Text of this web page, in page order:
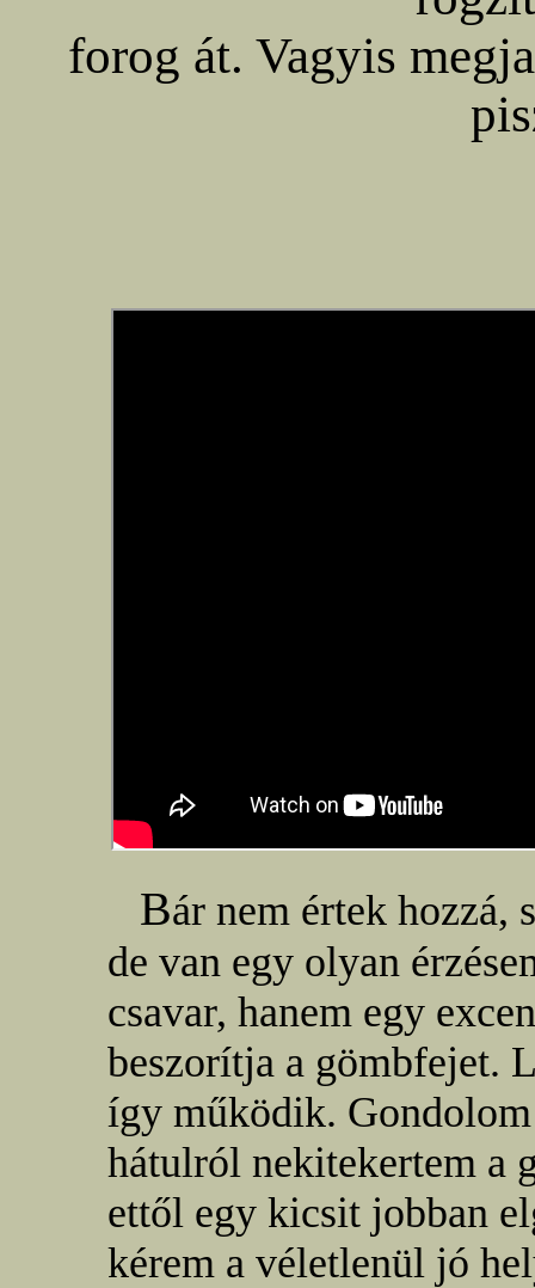
forog át. Vagyis
Bár nem értek hozzá,
de van egy olyan
csavar, hanem egy
beszorítja a gömbfejet.
így működik.
hátulról nekitekertem a
ettől egy kicsit jobban
kérem a véletlenül jó